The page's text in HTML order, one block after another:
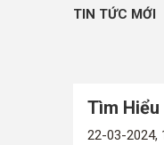
TIN TỨC MỚI
Tìm Hiểu
22-03-2024,